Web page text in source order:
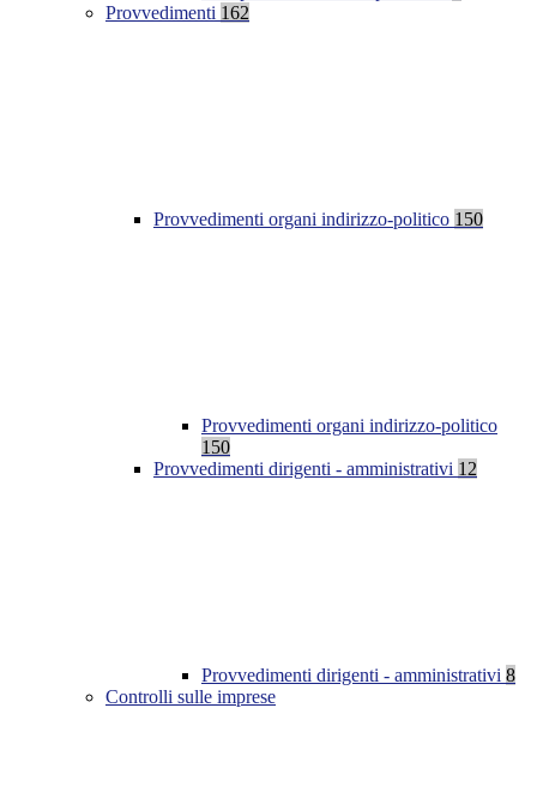
Provvedimenti 162
Provvedimenti organi indirizzo-politico 150
Provvedimenti organi indirizzo-politico
150
Provvedimenti dirigenti - amministrativi 12
Provvedimenti dirigenti - amministrativi 8
Controlli sulle imprese